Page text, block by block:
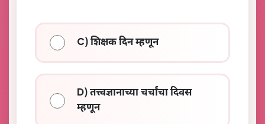
C) शिक्षक दिन म्हणून
D) तत्त्वज्ञानाच्या चर्चांचा दिवस
म्हणून